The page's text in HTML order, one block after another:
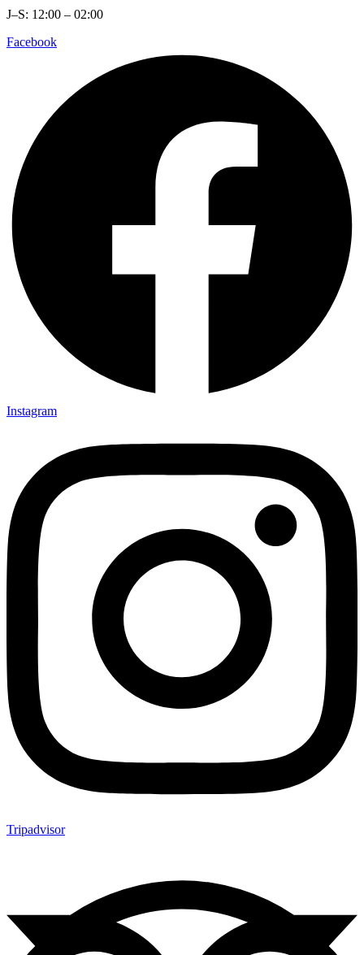
J–S: 12:00 – 02:00
Facebook
Instagram
Tripadvisor